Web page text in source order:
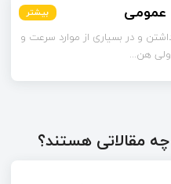
عمومی بیشتر
و در بسیاری از موارد سرعت و
ولی هن...
بیشتر
بیشتر
بیشتر
بیشتر
بیشتر
مقالاتی هستند؟